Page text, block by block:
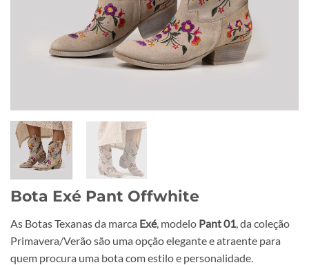
Bota Exé Pant Offwhite
As Botas Texanas da marca Exé, modelo Pant 01, da coleção
Primavera/Verão são uma opção elegante e atraente para
quem procura uma bota com estilo e personalidade.